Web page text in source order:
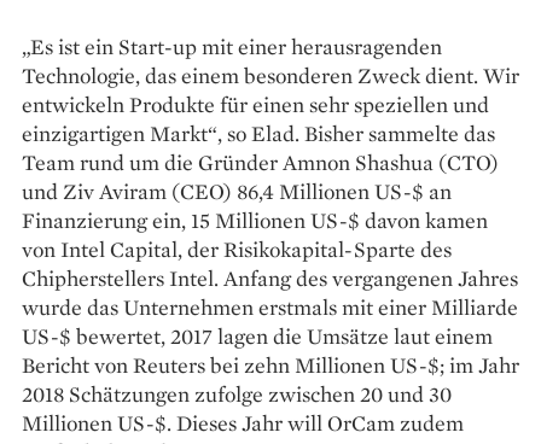
„Es ist ein Start-up mit einer herausragenden
Technologie, das einem besonderen Zweck dient. Wir
entwickeln Produkte für einen sehr speziellen und
einzigartigen Markt“, so Elad. Bisher sammelte das
Team rund um die Gründer Amnon Shashua (CTO)
und Ziv Aviram (CEO) 86,4 Millionen US-$ an
Finanzierung ein, 15 Millionen US-$ davon kamen
von Intel Capital, der Risikokapital-Sparte des
Chipherstellers Intel. Anfang des vergangenen Jahres
wurde das Unternehmen erstmals mit einer Milliarde
US-$ bewertet, 2017 lagen die Umsätze laut einem
Bericht von Reuters bei zehn Millionen US-$; im Jahr
2018 Schätzungen zufolge zwischen 20 und 30
Millionen US-$. Dieses Jahr will OrCam zudem